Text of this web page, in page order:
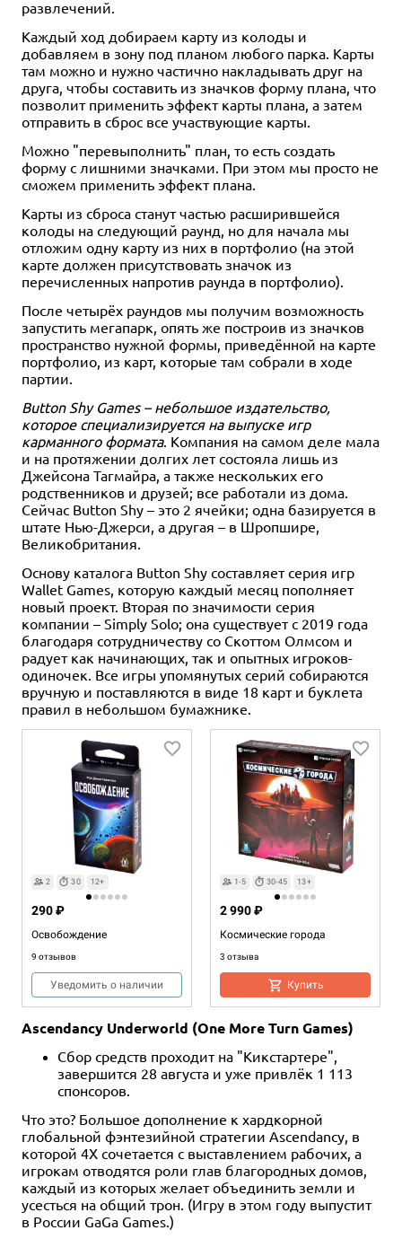
развлечений.
Каждый ход добираем карту из колоды и
добавляем в зону под планом любого парка. Карты
там можно и нужно частично накладывать друг на
друга, чтобы составить из значков форму плана, что
позволит применить эффект карты плана, а затем
отправить в сброс все участвующие карты.
Можно "перевыполнить" план, то есть создать
форму с лишними значками. При этом мы просто не
сможем применить эффект плана.
Карты из сброса станут частью расширившейся
колоды на следующий раунд, но для начала мы
отложим одну карту из них в портфолио (на этой
карте должен присутствовать значок из
перечисленных напротив раунда в портфолио).
После четырёх раундов мы получим возможность
запустить мегапарк, опять же построив из значков
пространство нужной формы, приведённой на карте
портфолио, из карт, которые там собрали в ходе
партии.
Button Shy Games – небольшое издательство,
которое специализируется на выпуске игр
карманного формата. Компания на самом деле мала
и на протяжении долгих лет состояла лишь из
Джейсона Тагмайра, а также нескольких его
родственников и друзей; все работали из дома.
Сейчас Button Shy – это 2 ячейки; одна базируется в
штате Нью-Джерси, а другая – в Шропшире,
Великобритания.
Основу каталога Button Shy составляет серия игр
Wallet Games, которую каждый месяц пополняет
новый проект. Вторая по значимости серия
компании – Simply Solo; она существует с 2019 года
благодаря сотрудничеству со Скоттом Олмсом и
радует как начинающих, так и опытных игроков-
одиночек. Все игры упомянутых серий собираются
вручную и поставляются в виде 18 карт и буклета
правил в небольшом бумажнике.
2 30 12+
Освобождение
9 отзывов
290 ₽
Уведомить о наличии
1-5 30-45 13+
Космические города
3 отзыва
2 990 ₽
Купить
Ascendancy Underworld (One More Turn Games)
Сбор средств проходит на "Кикстартере",
завершится 28 августа и уже привлёк 1 113
спонсоров.
Что это? Большое дополнение к хардкорной
глобальной фэнтезийной стратегии Ascendancy, в
которой 4X сочетается с выставлением рабочих, а
игрокам отводятся роли глав благородных домов,
каждый из которых желает объединить земли и
усесться на общий трон. (Игру в этом году выпустит
в России GaGa Games.)